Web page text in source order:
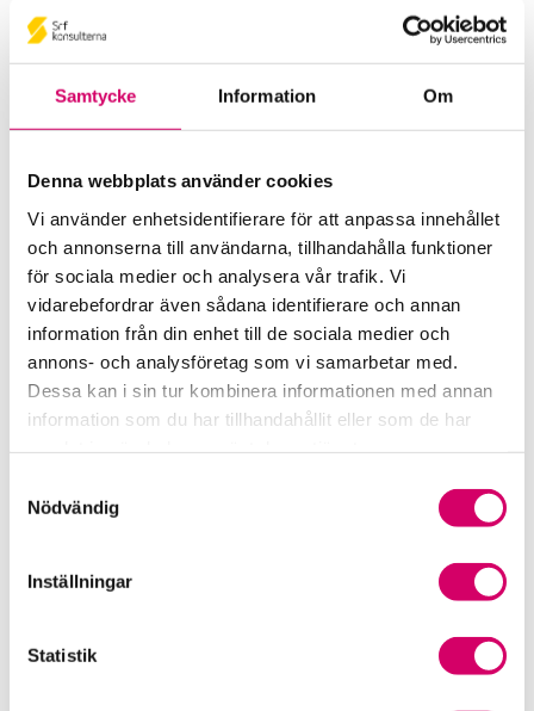
Samtycke Information Om
Denna webbplats använder cookies
Vi använder enhetsidentifierare för att anpassa innehållet
och annonserna till användarna, tillhandahålla funktioner
för sociala medier och analysera vår trafik. Vi
vidarebefordrar även sådana identifierare och annan
information från din enhet till de sociala medier och
annons- och analysföretag som vi samarbetar med.
Dessa kan i sin tur kombinera informationen med annan
information som du har tillhandahållit eller som de har
Nödvändig
Inställningar
Statistik
Kommunikationsstöd – Snacka lön
LAP – Svensk Löneartsplan
Lönepodden
Rådgivning i redovisningsbranschen
Srf Uttalanden och vägledningar
Viktiga dagar till din kalender
Kalendarium
Viktiga branschfrågor
Karriär för redovisningskonsulter
Medlemsrabatter från våra Srf Partners
Validera lönekurser – för utbildningsleverantörer